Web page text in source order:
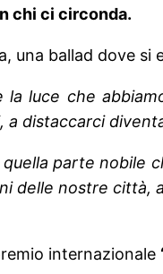
chi ci circonda.
una ballad dove si
luce che
distaccarci
parte nobile
nostre città,
internazionale